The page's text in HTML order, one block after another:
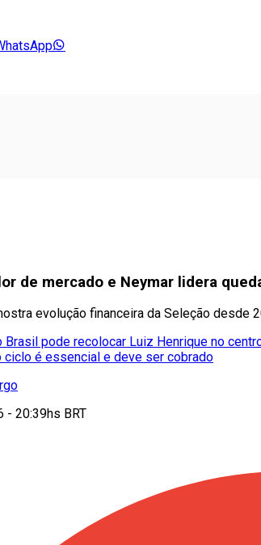
de mercado e Neymar lidera
evolução financeira da Seleção
Brasil pode recolocar Luiz Henrique no
ciclo é essencial e deve ser cobrado
20:39hs BRT